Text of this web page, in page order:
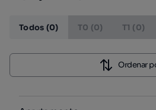
Todos (0) T0 (0) T1 (0)
Ordenar